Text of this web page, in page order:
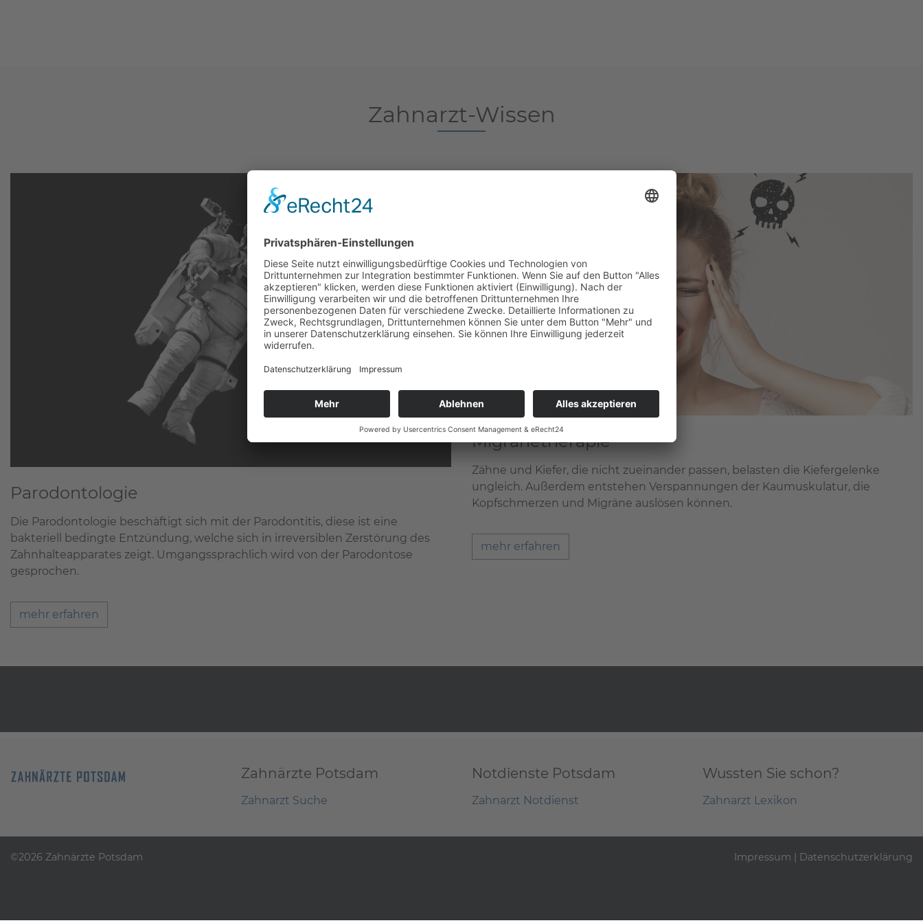
Zahnarzt-Wissen
Parodontologie
Die Parodontologie beschäftigt sich mit der Parodontitis, diese ist eine
bakteriell bedingte Entzündung, welche sich in irreversiblen Zerstörung des
Zahnhalteapparates zeigt. Umgangssprachlich wird von der Parodontose
gesprochen.
mehr erfahren
Migränetherapie
Zähne und Kiefer, die nicht zueinander passen, belasten die Kiefergelenke
ungleich. Außerdem entstehen Verspannungen der Kaumuskulatur, die
Kopfschmerzen und Migräne auslösen können.
mehr erfahren
Zahnärzte Potsdam
Zahnarzt Suche
Notdienste Potsdam
Zahnarzt Notdienst
Wussten Sie schon?
Zahnarzt Lexikon
©2026 Zahnärzte Potsdam Impressum | Datenschutzerklärung